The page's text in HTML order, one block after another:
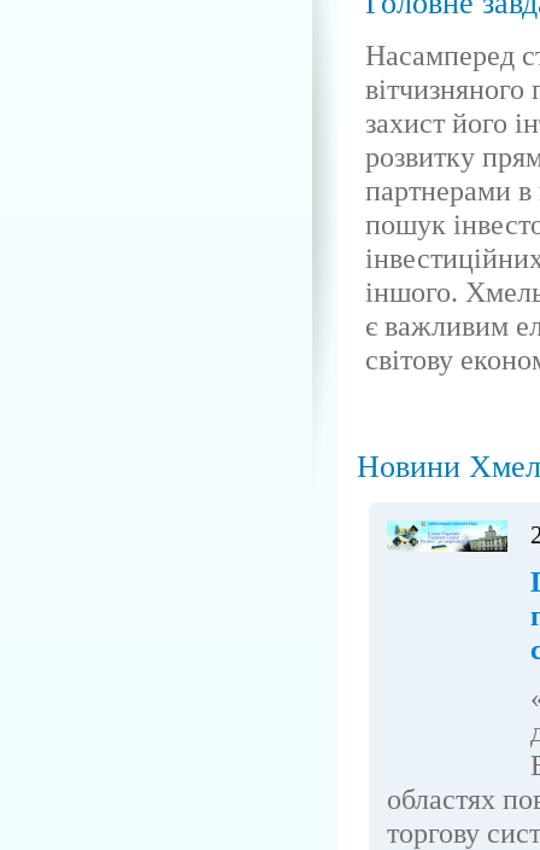
Насамперед
захист його
розвитку
партнерами в
пошук
іншого.
є важливим
світову
Новини
областях
торгову